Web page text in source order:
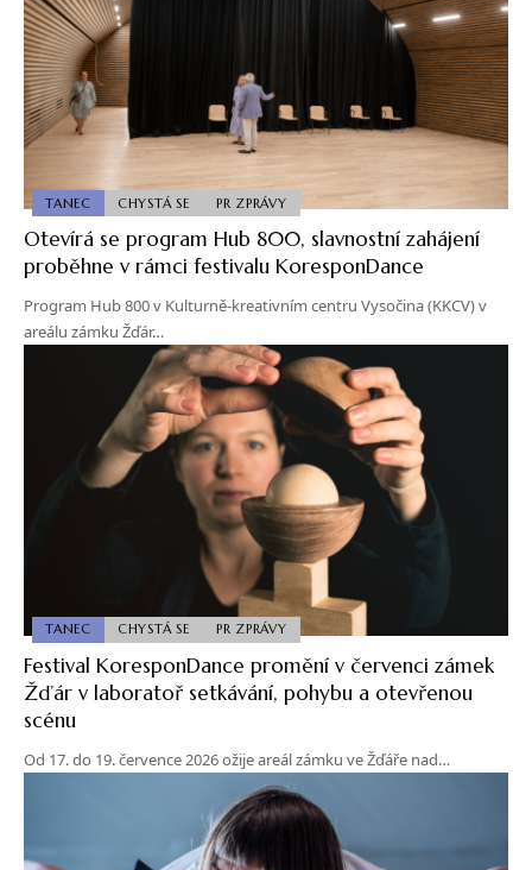
TANEC CHYSTÁ SE PR ZPRÁVY
Otevírá se program Hub 800, slavnostní zahájení
proběhne v rámci festivalu KoresponDance
Program Hub 800 v Kulturně-kreativním centru Vysočina (KKCV) v
areálu zámku Žďár…
TANEC CHYSTÁ SE PR ZPRÁVY
Festival KoresponDance promění v červenci zámek
Žďár v laboratoř setkávání, pohybu a otevřenou
scénu
Od 17. do 19. července 2026 ožije areál zámku ve Žďáře nad…